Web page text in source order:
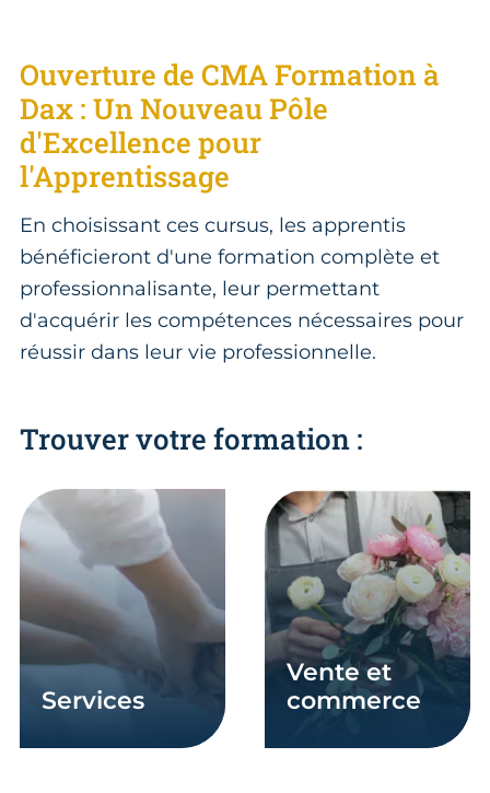
Ouverture de CMA Formation à
Dax : Un Nouveau Pôle
d'Excellence pour
l'Apprentissage
En choisissant ces cursus, les apprentis
bénéficieront d'une formation complète et
professionnalisante, leur permettant
d'acquérir les compétences nécessaires pour
réussir dans leur vie professionnelle.
Trouver votre formation :
services
En savoir plus
vente et
commerce
En savoir plus